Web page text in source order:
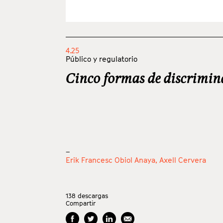
4.25
Público y regulatorio
Cinco formas de
_
Erik Francesc Obiol Anaya, Axell Cervera
138 descargas
Compartir